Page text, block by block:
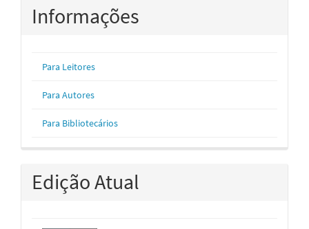
Informações
Para Leitores
Para Autores
Para Bibliotecários
Edição Atual